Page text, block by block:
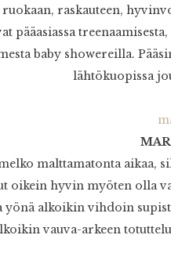
raskauteen,
pääasiassa
baby showereilla.
lähtökuopissa
malttamatonta aikaa,
oikein hyvin myöten olla
yönä alkoikin vihdoin
vauva-arkeen